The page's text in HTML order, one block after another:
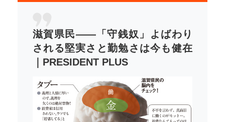
滋賀県民――「守銭奴」よばわり
される堅実さと勤勉さは今も健在
｜PRESIDENT PLUS